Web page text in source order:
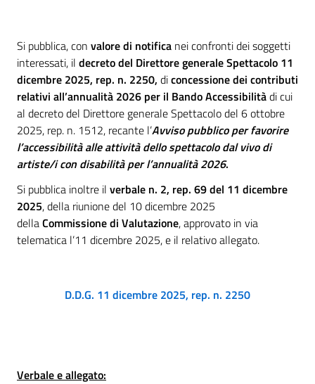
Si pubblica, con valore di notifica nei confronti dei soggetti
interessati, il decreto del Direttore generale Spettacolo 11
dicembre 2025, rep. n. 2250, diconcessione dei contributi
relativi all’annualità 2026 per il Bando Accessibilitàdi cui
al decreto del Direttore generale Spettacolo del 6 ottobre
2025, rep. n. 1512, recante l’Avviso pubblico per favorire
l’accessibilità alle attività dello spettacolo dal vivo di
artiste/i con disabilità per l’annualità 2026.
Si pubblica inoltre il verbale n. 2, rep. 69 del 11 dicembre
2025, della riunionedel 10 dicembre 2025
dellaCommissione di Valutazione, approvato in via
telematica l’11 dicembre 2025, e il relativo allegato.
D.D.G. 11 dicembre 2025, rep. n. 2250
Verbale e allegato: